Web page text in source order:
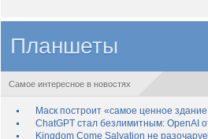
Планшеты
Самое интересное в новостях
Маск построит «самое ценное
ChatGPT стал безлимитным: OpenAI
Kingdom Come Salvation не